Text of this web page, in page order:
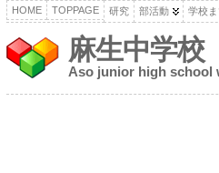
HOME TOPPAGE 研究 部活動 学校
麻生中学校
Aso junior high school